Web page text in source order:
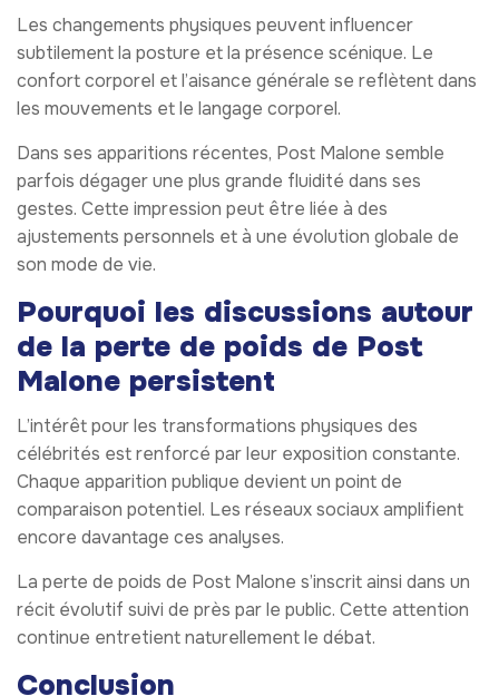
Les changements physiques peuvent influencer
subtilement la posture et la présence scénique. Le
confort corporel et l’aisance générale se reflètent dans
les mouvements et le langage corporel.
Dans ses apparitions récentes, Post Malone semble
parfois dégager une plus grande fluidité dans ses
gestes. Cette impression peut être liée à des
ajustements personnels et à une évolution globale de
son mode de vie.
Pourquoi les discussions autour
de la perte de poids de Post
Malone persistent
L’intérêt pour les transformations physiques des
célébrités est renforcé par leur exposition constante.
Chaque apparition publique devient un point de
comparaison potentiel. Les réseaux sociaux amplifient
encore davantage ces analyses.
La perte de poids de Post Malone s’inscrit ainsi dans un
récit évolutif suivi de près par le public. Cette attention
continue entretient naturellement le débat.
Conclusion